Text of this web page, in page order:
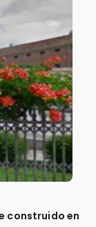
construido en